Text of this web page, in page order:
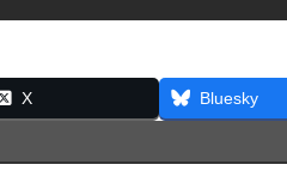
X Bluesky